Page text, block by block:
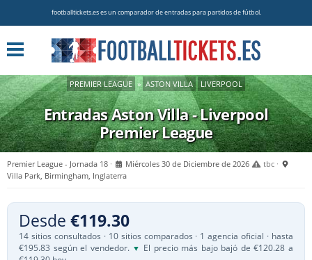
footballtickets.es es un comparador de entradas para partidos de fútbol.
PREMIER LEAGUE » ASTON VILLA LIVERPOOL
Entradas Aston Villa - Liverpool
Premier League
Premier League - Jornada 18 Miércoles 30 de Diciembre de 2026
tbc
Villa Park, Birmingham, Inglaterra
Desde €119.30
14 sitios consultados · 10 sitios comparados · 1 agencia oficial · hasta
€195.83 según el vendedor. ▼ El precio más bajo bajó de €120.28 a